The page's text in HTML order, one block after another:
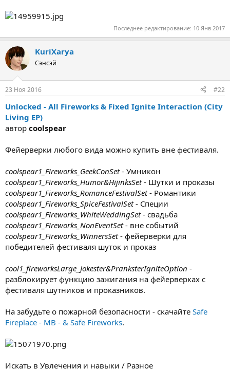
Последнее редактирование: 10 Янв 2017
KuriXarya
Сэнсэй
23 Ноя 2016 #22
Unlocked - All Fireworks & Fixed Ignite Interaction (City
Living EP)
автор coolspear
Фейерверки любого вида можно купить вне фестиваля.
coolspear1_Fireworks_GeekConSet- Умникон
coolspear1_Fireworks_Humor&HijinksSet- Шутки и проказы
coolspear1_Fireworks_RomanceFestivalSet- Романтики
coolspear1_Fireworks_SpiceFestivalSet- Специи
coolspear1_Fireworks_WhiteWeddingSet- свадьба
coolspear1_Fireworks_NonEventSet- вне событий
coolspear1_Fireworks_WinnersSet- фейерверки для
победителей фестиваля шуток и проказ
cool1_fireworksLarge_Jokester&PranksterIgniteOption -
разблокирует функцию зажигания на фейерверках с
фестиваля шутников и проказников.
На забудьте о пожарной безопасности - скачайте Safe
Fireplace - MB - & Safe Fireworks.
Искать в Увлечения и навыки / Разное